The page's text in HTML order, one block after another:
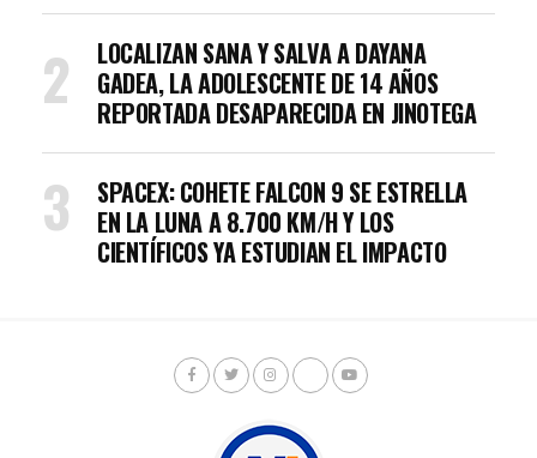
LOCALIZAN SANA Y SALVA A DAYANA
GADEA, LA ADOLESCENTE DE 14 AÑOS
REPORTADA DESAPARECIDA EN JINOTEGA
SPACEX: COHETE FALCON 9 SE ESTRELLA
EN LA LUNA A 8.700 KM/H Y LOS
CIENTÍFICOS YA ESTUDIAN EL IMPACTO